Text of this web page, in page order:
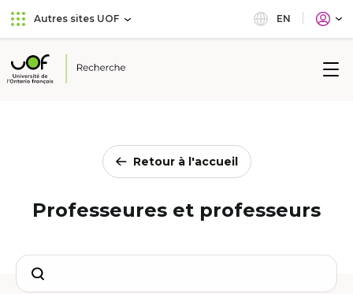
Aller
au
principal
Passer
au
Autres sites UOF EN
Université
Retour à l'accueil
Professeures et professeurs
Search